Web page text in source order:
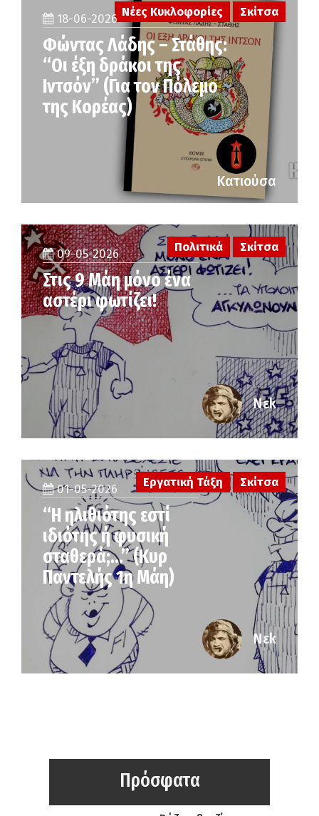
Νέες Κυκλοφορίες Σκίτσα
18-06-2026
Φώντας Λάδης – Στάθης:
“Οι έξη δράκοι της
Ιντσόν” (Για τον Πόλεμο
της Κορέας)
Κατιούσα
09-05-2026
Στις 9 Μάη μόνο ένα
αστέρι φωτίζει!
Πολιτικά Σκίτσα
Νεk
01-05-2026
“Η ηλιθιότης εστί
ιδιότης ή φυσική
σταθερά;…” (Κυρ
Παντελής 1η Μάη)
Εργατική Τάξη Σκίτσα
Νεk
Πρόσφατα